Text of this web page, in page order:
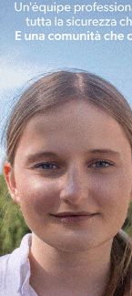
Punto Nascita,
deroga ma il
apre al
sei mesi. Vadi:
risposta che
positivamente
con prudenza”
Cronaca 6 Agosto
Ultime Calcio